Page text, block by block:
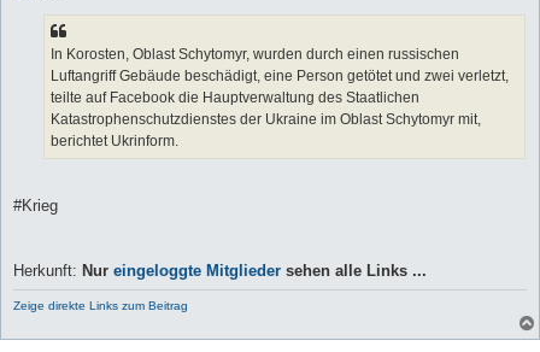
In Korosten, Oblast Schytomyr, wurden durch einen russischen
Luftangriff Gebäude beschädigt, eine Person getötet und zwei verletzt,
teilte auf Facebook die Hauptverwaltung des Staatlichen
Katastrophenschutzdienstes der Ukraine im Oblast Schytomyr mit,
berichtet Ukrinform.
#Krieg
Herkunft: Nur eingeloggte Mitglieder sehen alle Links ...
Zeige direkte Links zum Beitrag